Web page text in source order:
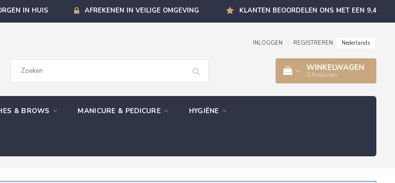
IN HUIS AFREKENEN IN VEILIGE OMGEVING KLANTEN BEOORDELEN ONS MET EEN 9,4
INLOGGEN REGISTREREN Nederlands
WINKELWAGEN
0 Producten
& BROWS MANICURE & PEDICURE HYGIËNE